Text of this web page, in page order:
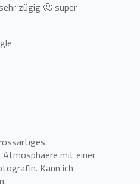
zügig 🙂 super
Atmosphaere mit einer
Kann ich